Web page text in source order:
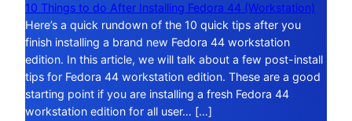
10 Things to do After Installing Fedora 44 (Workstation)
Here’s a quick rundown of the 10 quick tips after you
finish installing a brand new Fedora 44 workstation
edition. In this article, we will talk about a few post-install
tips for Fedora 44 workstation edition. These are a good
starting point if you are installing a fresh Fedora 44
workstation edition for all user… […]